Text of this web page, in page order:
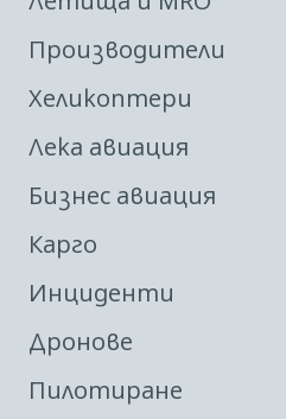
Производители
Хеликоптери
Лека авиация
Бизнес авиация
Карго
Инциденти
Дронове
Пилотиране